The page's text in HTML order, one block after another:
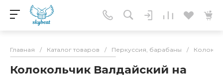
Главная / Каталог товаров / Перкуссия, барабаны /
Колокольчик Валдайский на